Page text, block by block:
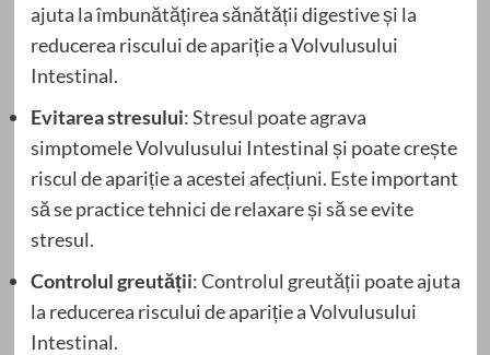
ajuta la îmbunătățirea sănătății digestive și la
reducerea riscului de apariție a Volvulusului
Intestinal.
Evitarea stresului: Stresul poate agrava
simptomele Volvulusului Intestinal și poate crește
riscul de apariție a acestei afecțiuni. Este important
să se practice tehnici de relaxare și să se evite
stresul.
Controlul greutății: Controlul greutății poate ajuta
la reducerea riscului de apariție a Volvulusului
Intestinal.